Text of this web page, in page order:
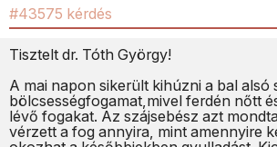
#43575 kérdés
Tisztelt dr. Tóth György!
A mai napon sikerült kihúzni a bal alsó
bölcsességfogamat,mivel ferdén nőtt
lévő fogakat. Az szájsebész azt
vérzett a fog annyira, mint amennyire